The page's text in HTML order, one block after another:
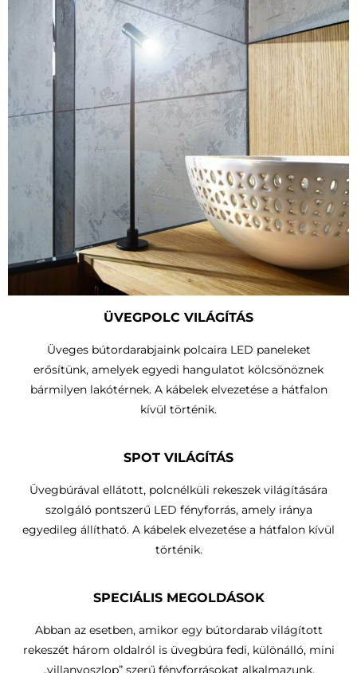
ÜVEGPOLC VILÁGÍTÁS
Üveges bútordarabjaink polcaira LED paneleket
erősítünk, amelyek egyedi hangulatot kölcsönöznek
bármilyen lakótérnek. A kábelek elvezetése a hátfalon
kívül történik.
SPOT VILÁGÍTÁS
Üvegbúrával ellátott, polcnélküli rekeszek világítására
szolgáló pontszerű LED fényforrás, amely iránya
egyedileg állítható. A kábelek elvezetése a hátfalon kívül
történik.
SPECIÁLIS MEGOLDÁSOK
Abban az esetben, amikor egy bútordarab világított
rekeszét három oldalról is üvegbúra fedi, különálló, mini
„villanyoszlop” szerű fényforrásokat alkalmazunk.